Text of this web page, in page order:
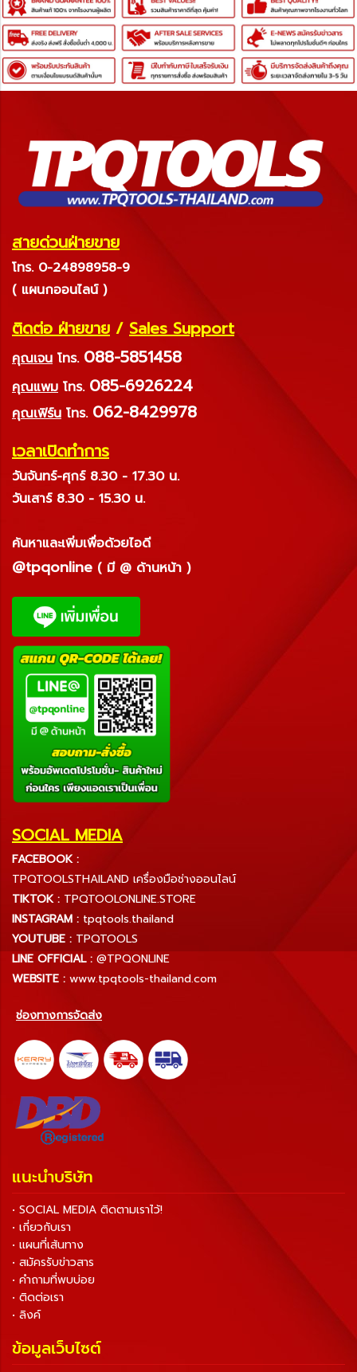
สายด่วนฝ่ายขาย
โทร. 0-24898958-9
( แผนกออนไลน์ )
ติดต่อ ฝ่ายขาย / Sales Support
คุณเจน โทร. 088-5851458
คุณแพม โทร. 085-6926224
คุณเฟิร์น โทร. 062-8429978
เวลาเปิดทำการ
วันจันทร์-ศุกร์ 8.30 - 17.30 น.
วันเสาร์ 8.30 - 15.30 น.
ค้นหาและเพิ่มเพื่อด้วยไอดี
@tpqonline ( มี @ ด้านหน้า )
SOCIAL MEDIA
FACEBOOK :
TPQTOOLSTHAILAND เครื่องมือช่างออนไลน์
TIKTOK : TPQTOOLONLINE.STORE
INSTAGRAM : tpqtools.thailand
YOUTUBE : TPQTOOLS
LINE OFFICIAL : @TPQONLINE
WEBSITE : www.tpqtools-thailand.com
ช่องทางการจัดส่ง
แนะนำบริษัท
• SOCIAL MEDIA ติดตามเราไว้!
• เกี่ยวกับเรา
• แผนที่เส้นทาง
• สมัครรับข่าวสาร
• คำถามที่พบบ่อย
• ติดต่อเรา
• ลิงค์
ข้อมูลเว็บไซต์